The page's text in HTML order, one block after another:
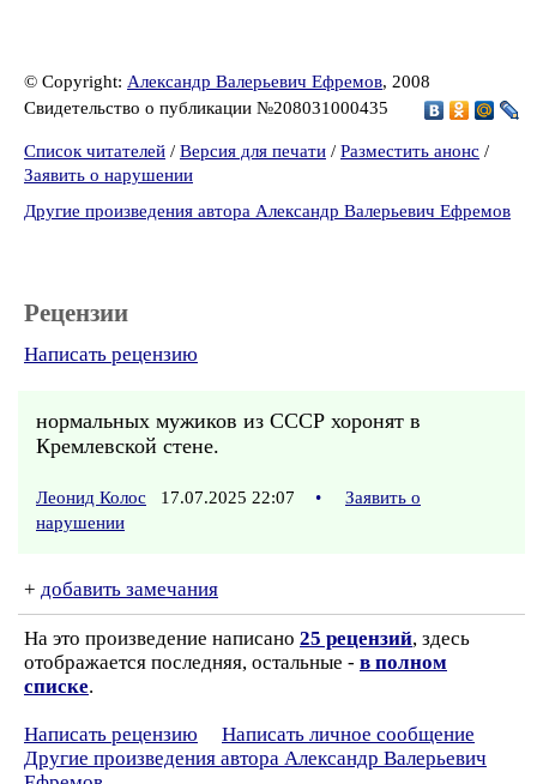
© Copyright: Александр Валерьевич Ефремов, 2008
Свидетельство о публикации №208031000435
Список читателей / Версия для печати / Разместить анонс /
Заявить о нарушении
Другие произведения автора Александр Валерьевич Ефремов
Рецензии
Написать рецензию
нормальных мужиков из СССР хоронят в
Кремлевской стене.
Леонид Колос 17.07.2025 22:07 •
Заявить о
нарушении
+ добавить замечания
На это произведение написано 25 рецензий, здесь
отображается последняя, остальные - в полном
списке.
Написать рецензию
Написать личное сообщение
Другие произведения автора Александр Валерьевич